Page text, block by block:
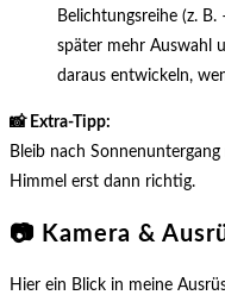
Belichtungsreihe (z.
später mehr Auswahl
daraus entwickeln,
📸 Extra-Tipp:
Bleib nach Sonnenuntergang
Himmel erst dann richtig.
📷 Kamera &
Hier ein Blick in meine